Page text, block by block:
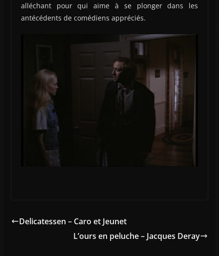
alléchant pour qui aime à se plonger dans les
antécédents de comédiens appréciés.
Delicatessen – Caro et Jeunet
L’ours en peluche – Jacques Deray